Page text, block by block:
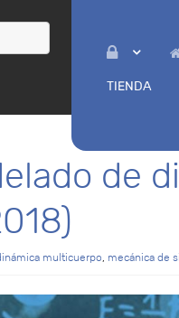
TIENDA
de
multicuerpo mecánica de